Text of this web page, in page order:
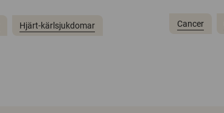
Hjärt-kärlsjukdomar Cancer